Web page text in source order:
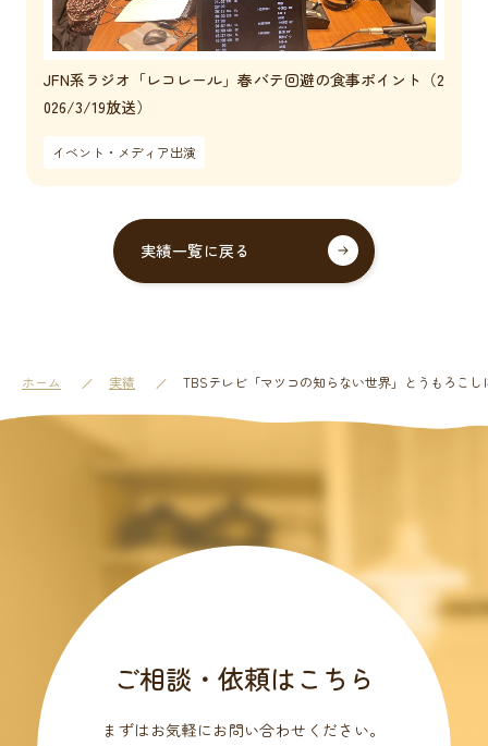
JFN系ラジオ「レコレール」春バテ回避の食事ポイント（2
026/3/19放送）
イベント・メディア出演
実績一覧に戻る
ホーム 実績 TBSテレビ「マツコの知らない世界」とうもろこ
ご相談・依頼はこちら
まずはお気軽にお問い合わせください。